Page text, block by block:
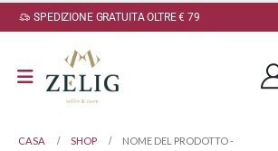
SPEDIZIONE GRATUITA OLTRE € 79
CASA SHOP
NOME DEL PRODOTTO -